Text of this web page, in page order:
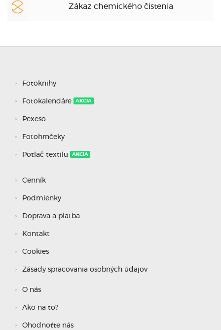
Zákaz chemického čistenia
Fotoknihy
Fotokalendáre AKCIA
Pexeso
Fotohrnčeky
Potlač textilu AKCIA
Cenník
Podmienky
Doprava a platba
Kontakt
Cookies
Zásady spracovania osobných údajov
O nás
Ako na to?
Ohodnoťte nás